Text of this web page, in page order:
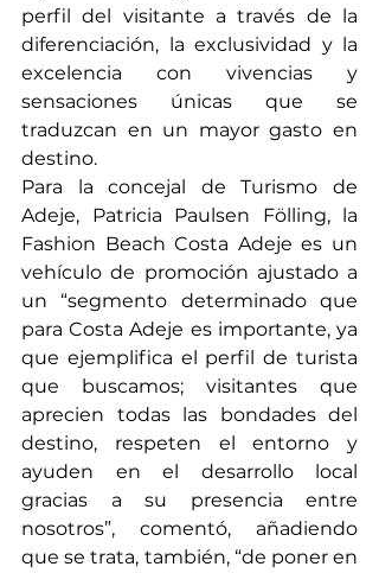
perfil del visitante a través de la
diferenciación, la exclusividad y la
excelencia con vivencias y
sensaciones únicas que se
traduzcan en un mayor gasto en
destino.
Para la concejal de Turismo de
Adeje, Patricia Paulsen Fölling, la
Fashion Beach Costa Adeje es un
vehículo de promoción ajustado a
un “segmento determinado que
para Costa Adeje es importante, ya
que ejemplifica el perfil de turista
que buscamos; visitantes que
aprecien todas las bondades del
destino, respeten el entorno y
ayuden en el desarrollo local
gracias a su presencia entre
nosotros”, comentó, añadiendo
que se trata, también, “de poner en